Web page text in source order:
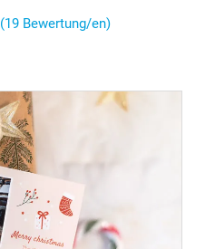
(19 Bewertung/en)